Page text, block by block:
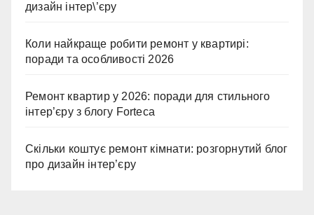
дизайн інтер\’єру
Коли найкраще робити ремонт у квартирі:
поради та особливості 2026
Ремонт квартир у 2026: поради для стильного
інтер’єру з блогу Forteca
Скільки коштує ремонт кімнати: розгорнутий блог
про дизайн інтер’єру